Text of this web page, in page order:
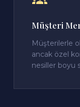
Müşteri
Müşterilerle
ancak özel
nesiller boyu